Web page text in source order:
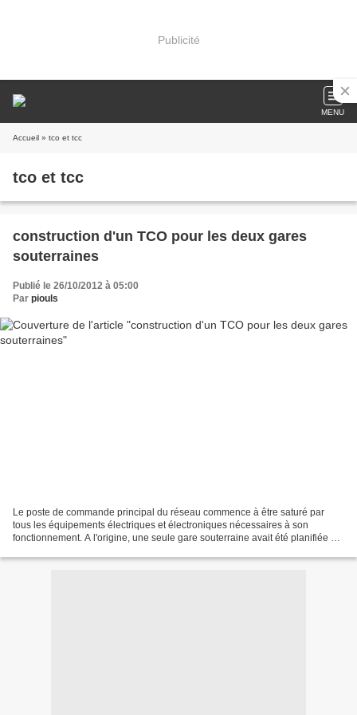
Publicité
MENU
Accueil » tco et tcc
tco et tcc
construction d'un TCO pour les deux gares
souterraines
Publié le 26/10/2012 à 05:00
Par piouls
Le poste de commande principal du réseau commence à être saturé par
tous les équipements électriques et électroniques nécessaires à son
fonctionnement. A l'origine, une seule gare souterraine avait été planifiée et